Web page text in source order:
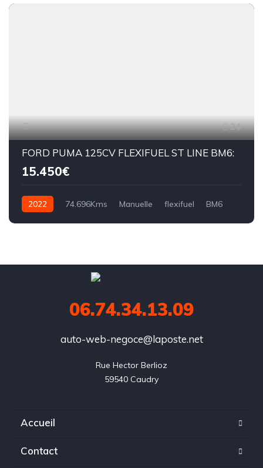
24
FORD PUMA 125CV FLEXIFUEL ST LINE BM6:
15.450€
2022 74.696Kms Manuelle flexifuel BM6
06.74.34.13.09
auto-web-negoce@laposte.net
Rue Hector Berlioz
59540 Caudry
Accueil
Contact